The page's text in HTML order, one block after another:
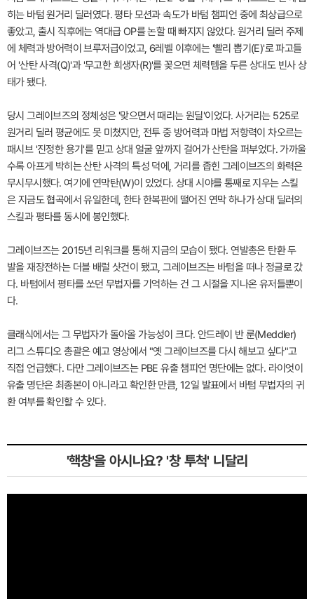
히는 바텀 원거리 딜러였다. 평타 모션과 속도가 바텀 챔피언 중에 최상급으로
좋았고, 출시 직후에는 역대급 OP를 논할 때 빠지지 않았다. 원거리 딜러 주제
에 체력과 방어력이 브루저급이었고, 6레벨 이후에는 '빨리 뽑기(E)'로 파고들
어 '산탄 사격(Q)'과 '무고한 희생자(R)'를 꽂으면 체력템을 두른 상대도 빈사 상
태가 됐다.
당시 그레이브즈의 정체성은 '맞으면서 때리는 원딜'이었다. 사거리는 525로
원거리 딜러 평균에도 못 미쳤지만, 전투 중 방어력과 마법 저항력이 차오르는
패시브 '진정한 용기'를 믿고 상대 얼굴 앞까지 걸어가 산탄을 퍼부었다. 가까울
수록 아프게 박히는 산탄 사격의 특성 덕에, 거리를 좁힌 그레이브즈의 화력은
무시무시했다. 여기에 연막탄(W)이 있었다. 상대 시야를 통째로 지우는 스킬
은 지금도 협곡에서 유일한데, 한타 한복판에 떨어진 연막 하나가 상대 딜러의
스킬과 평타를 동시에 봉인했다.
그레이브즈는 2015년 리워크를 통해 지금의 모습이 됐다. 연발총은 탄환 두
발을 재장전하는 더블 배럴 샷건이 됐고, 그레이브즈는 바텀을 떠나 정글로 갔
다. 바텀에서 평타를 쏘던 무법자를 기억하는 건 그 시절을 지나온 유저들뿐이
다.
클래식에서는 그 무법자가 돌아올 가능성이 크다. 안드레이 반 룬(Meddler)
리그 스튜디오 총괄은 예고 영상에서 "옛 그레이브즈를 다시 해보고 싶다"고
직접 언급했다. 다만 그레이브즈는 PBE 유출 챔피언 명단에는 없다. 라이엇이
유출 명단은 최종본이 아니라고 확인한 만큼, 12일 발표에서 바텀 무법자의 귀
환 여부를 확인할 수 있다.
'핵창'을 아시나요? '창 투척' 니달리